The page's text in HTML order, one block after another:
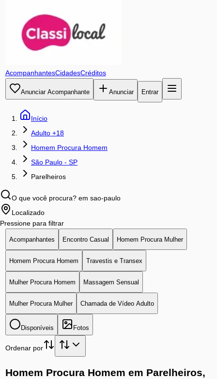
AcompanhantesCidadesCréditos
Anunciar Acompanhante Anunciar Entrar
Início
Adulto +18
Homem Procura Homem
São Paulo - SP
Parelheiros
O que você procura? em sao-paulo
Localizado
Pressione para filtrar
Acompanhantes Encontro Casual Homem Procura Mulher
Homem Procura Homem Travestis e Transex
Mulher Procura Homem Massagem Sensual
Mulher Procura Mulher Chamada de Vídeo Adulto
Disponíveis Fotos
Ordenar por
Homem Procura Homem em Parelheiros,